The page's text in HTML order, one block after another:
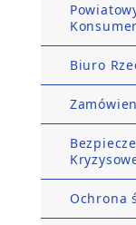
Biuro
Ochrona